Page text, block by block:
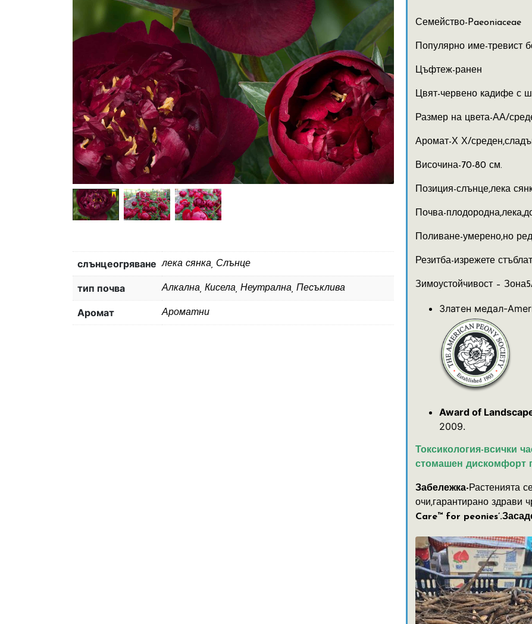
слънцеогряване лека сянка, Слънце
тип почва Алкална, Кисела, Неутрална, Песъклива
Aромат Ароматни
Семейство-Paeoniaceae
Популярно име-тревист
Цъфтеж-ранен
Цвят-червено кадифе с
Размер на цвета-АА/
Аромат-Х Х/
Височина-70-80 см.
Позиция-слънце,лека
Почва-
Поливане-умерено,но
Резитба-изрежете
Зимоустойчивост –
Златен медал-
Award of
2009.
Токсикология-всички
стомашен дискомфорт
Забележка-Растенията
очи,гарантирано здрави
Care™ for